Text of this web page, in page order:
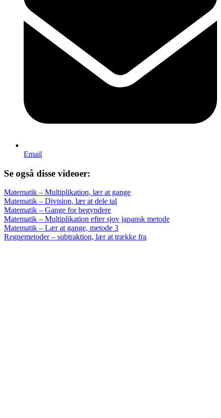
Email
Se også disse videoer:
Matematik – Multiplikation, lær at gange
Matematik – Division, lær at dele tal
Matematik – Gange for begyndere
Matematik – Multiplikation efter sjov japansk metode
Matematik – Lær at gange, metode 3
Regnemetoder – subtraktion, lær at trække fra